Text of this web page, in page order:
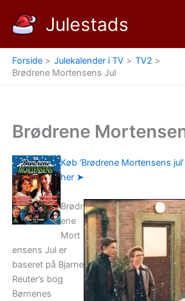
indholdet
Julestads
Forside Julekalender i TV
TV2
Brødrene Mortensens Jul
Brødrene
Køb ‘Brødrene Mortensens
her ➤
Brødr
ene
Mort
ensens Jul er
baseret på Bjarne
Reuter’s bog
Børnenes